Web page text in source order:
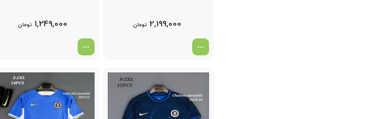
2,199,000 تومان 1,249,000 تومان